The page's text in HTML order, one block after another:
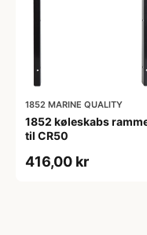
1852 MARINE QUALITY
1852 køleskabs
til CR50
416,00 kr